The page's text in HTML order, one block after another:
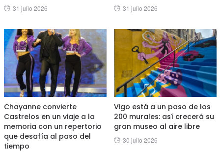
Posted
31 julio 2026
Posted
31 julio 2026
Chayanne convierte
Castrelos en un viaje a la
memoria con un repertorio
que desafía al paso del
tiempo
Vigo está a un paso de los
200 murales: así crecerá su
gran museo al aire libre
Posted
30 julio 2026